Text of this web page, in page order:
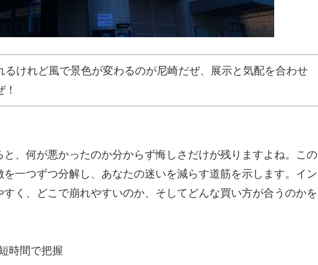
るけれど風で景色が変わるのが尼崎だぜ、展示と気配を合わせ
、何が悪かったのか分からず悔しさだけが残りますよね。この
一つずつ分解し、あなたの迷いを減らす道筋を示します。イン
く、どこで崩れやすいのか、そしてどんな買い方が合うのかを
時間で把握